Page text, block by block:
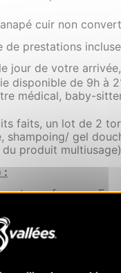
cuir non
prestations
jour de votre arrivée,
disponible de 9h à
médical, baby-
faits, un lot de 2
gel
produit
:
non-fumeur : En
cigarettes,
la caution.
le jour de votre